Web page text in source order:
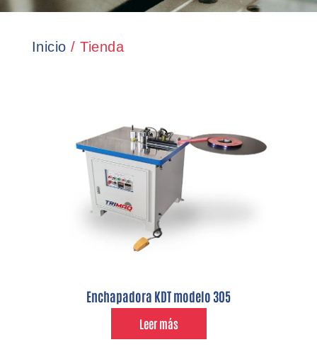
Inicio / Tienda
Enchapadora KDT modelo 305
Leer más